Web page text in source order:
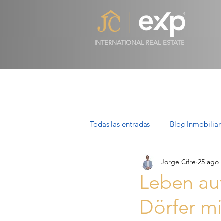
INTERNATIONAL REAL ESTATE
Todas las entradas Blog
Propiedades de Lujo en Mallorca
Villas en Mallorca: Lujo, Estilo
Leben
Dörfer
Jorge Cifre 25 ago